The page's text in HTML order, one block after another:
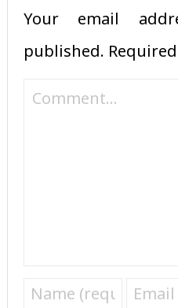
Your email
published.